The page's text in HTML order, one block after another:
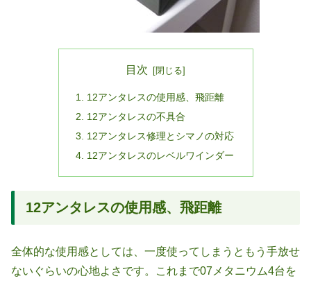
目次
12アンタレスの使用感、飛距離
12アンタレスの不具合
12アンタレス修理とシマノの対応
12アンタレスのレベルワインダー
12アンタレスの使用感、飛距離
全体的な使用感としては、一度使ってしまうともう手放せ
ないぐらいの心地よさです。これまで07メタニウム4台を